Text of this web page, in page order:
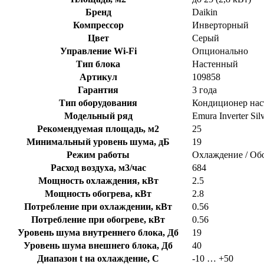
Бренд
Daikin
Компрессор
Инверторный
Цвет
Серый
Управление Wi-Fi
Опционально
Тип блока
Настенный
Артикул
109858
Гарантия
3 года
Тип оборудования
Кондиционер
Модельный ряд
Emura Inverter
Рекомендуемая площадь, м2
25
Минимальный уровень шума, дБ
19
Режим работы
Охлаждение /
Расход воздуха, м3/час
684
Мощность охлаждения, кВт
2.5
Мощность обогрева, кВт
2.8
Потребление при охлаждении, кВт
0.56
Потребление при обогреве, кВт
0.56
Уровень шума внутреннего блока, Дб
19
Уровень шума внешнего блока, Дб
40
Диапазон t на охлаждение, C
-10 … +50